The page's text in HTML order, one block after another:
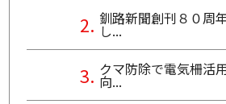
釧路新聞創刊８０周
し...
クマ防除で電気柵
向...